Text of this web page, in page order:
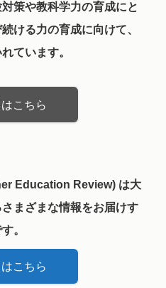
策や教科学力の育成にと
ける力の育成に向けて、
ています。
こちら
Education Review) は大
まざまな情報をお届けす
。
こちら